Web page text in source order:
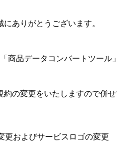
ありがとうございます。
商品データコンバートツール
の変更をいたしますので併せ
更およびサービスロゴの変更